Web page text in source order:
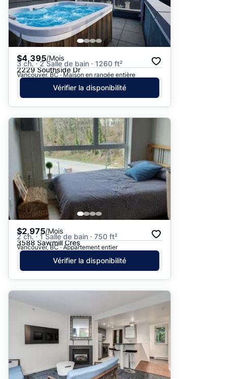
$4,395/Mois
3 ch. · 2 Salle de bain · 1260 ft²
2229 Southside Dr
Vancouver, BC · Maison en rangée entière
Vérifier la disponibilité
$2,975/Mois
2 ch. · 1 Salle de bain · 750 ft²
3588 Sawmill Cres
Vancouver, BC · Appartement entier
Vérifier la disponibilité